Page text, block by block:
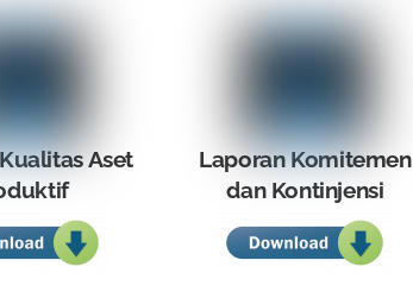
Aset
Laporan Komitemen
dan Kontinjensi